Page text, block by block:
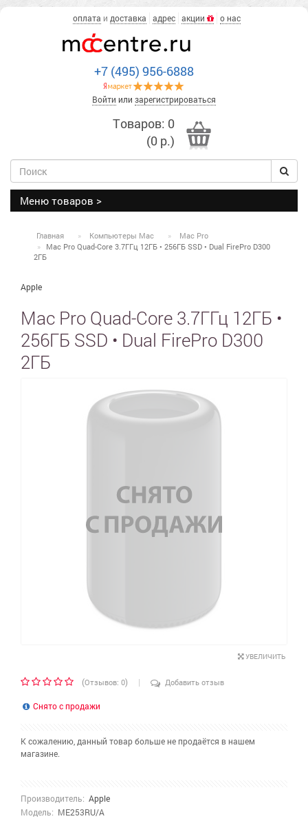
оплата и доставка адрес акции о нас
+7 (495) 956-6888
Войти или зарегистрироваться
Товаров: 0
(0 р.)
Меню товаров >
Главная Компьютеры Mac
Mac Pro
Mac Pro Quad-Core 3.7ГГц 12ГБ • 256ГБ SSD • Dual FirePro D300
2ГБ
Apple
Mac Pro Quad-Core 3.7ГГц 12ГБ •
256ГБ SSD • Dual FirePro D300
2ГБ
УВЕЛИЧИТЬ
(Отзывов: 0) | Добавить отзыв
Снято с продажи
К сожалению, данный товар больше не продаётся в нашем
магазине.
Производитель: Apple
Модель: ME253RU/A